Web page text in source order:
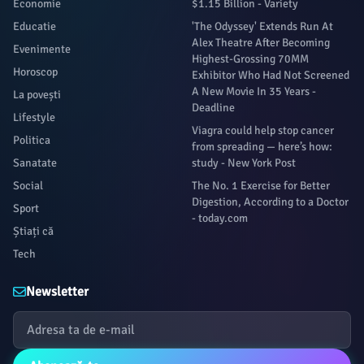
Economie
Educatie
Evenimente
Horoscop
La povești
Lifestyle
Politica
Sanatate
Social
Sport
Știați că
Tech
$1.15 Billion - Variety
'The Odyssey' Extends Run At
Alex Theatre After Becoming
Highest-Grossing 70MM
Exhibitor Who Had Not Screened
A New Movie In 35 Years -
Deadline
Viagra could help stop cancer
from spreading — here’s how:
study - New York Post
The No. 1 Exercise for Better
Digestion, According to a Doctor
- today.com
Newsletter